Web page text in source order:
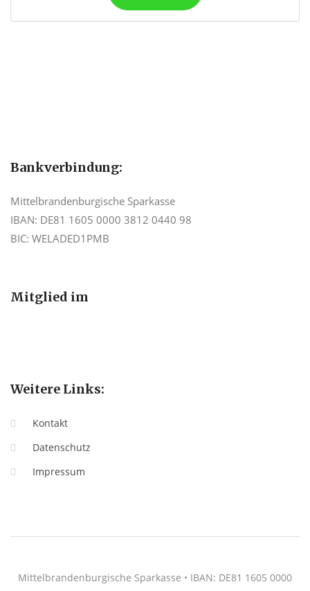
Bankverbindung:
Mittelbrandenburgische Sparkasse
IBAN: DE81 1605 0000 3812 0440 98
BIC: WELADED1PMB
Mitglied im
Weitere Links:
Kontakt
Datenschutz
Impressum
Mittelbrandenburgische Sparkasse • IBAN: DE81 1605 0000